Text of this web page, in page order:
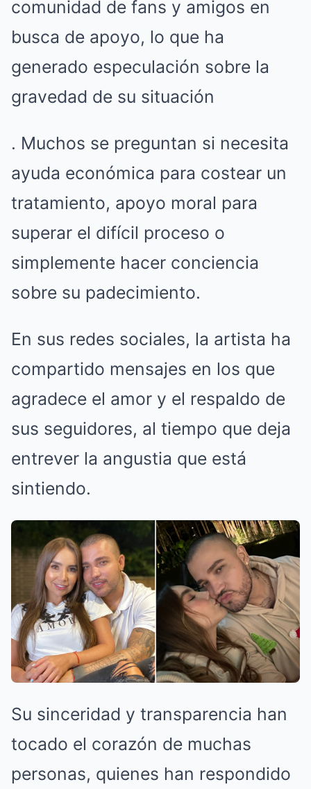
comunidad de fans y amigos en
busca de apoyo, lo que ha
generado especulación sobre la
gravedad de su situación
. Muchos se preguntan si necesita
ayuda económica para costear un
tratamiento, apoyo moral para
superar el difícil proceso o
simplemente hacer conciencia
sobre su padecimiento.
En sus redes sociales, la artista ha
compartido mensajes en los que
agradece el amor y el respaldo de
sus seguidores, al tiempo que deja
entrever la angustia que está
sintiendo.
Su sinceridad y transparencia han
tocado el corazón de muchas
personas, quienes han respondido